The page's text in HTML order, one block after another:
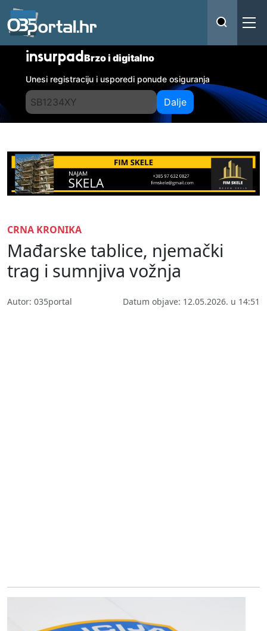
insurpadBrzo i digitalno
Unesi registraciju i usporedi ponude osiguranja
Dalje
CRNA KRONIKA
Mađarske tablice, njemački
trag i sumnjiva vožnja
Autor: 035portal Datum objave: 12.05.2026. u 14:51